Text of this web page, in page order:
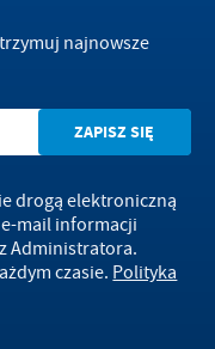
najnowsze
drogą elektroniczną
mail informacji
Administratora.
czasie. Polityka